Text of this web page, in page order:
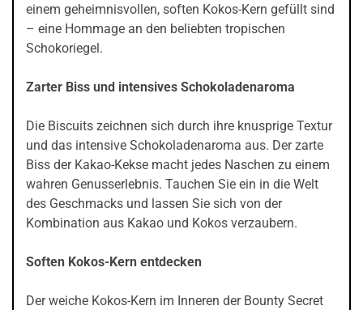
einem geheimnisvollen, soften Kokos-Kern gefüllt sind
– eine Hommage an den beliebten tropischen
Schokoriegel.
Zarter Biss und intensives Schokoladenaroma
Die Biscuits zeichnen sich durch ihre knusprige Textur
und das intensive Schokoladenaroma aus. Der zarte
Biss der Kakao-Kekse macht jedes Naschen zu einem
wahren Genusserlebnis. Tauchen Sie ein in die Welt
des Geschmacks und lassen Sie sich von der
Kombination aus Kakao und Kokos verzaubern.
Soften Kokos-Kern entdecken
Der weiche Kokos-Kern im Inneren der Bounty Secret